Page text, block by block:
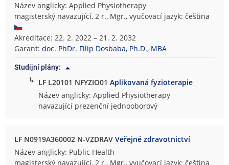
Název anglicky: Applied Physiotherapy
magisterský navazující, 2 r., Mgr., vyučovací jazyk: čeština
Akreditace: 22. 2. 2022 – 21. 2. 2032
Garant:doc. PhDr. Filip Dosbaba, Ph.D., MBA
Studijní plány:
↳ LF L20101 NFYZIO01Aplikovaná fyzioterapie
Název anglicky: Applied Physiotherapy
navazující prezenční jednooborový
LF N0919A360002 N-VZDRAVVeřejné zdravotnictví
Název anglicky: Public Health
magisterský navazující, 2 r., Mgr., vyučovací jazyk: čeština